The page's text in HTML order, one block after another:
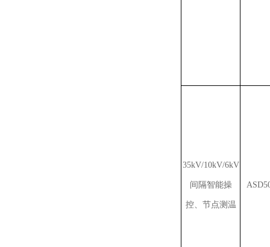
35kV/10kV/6kV
间隔智能操
控、节点测温